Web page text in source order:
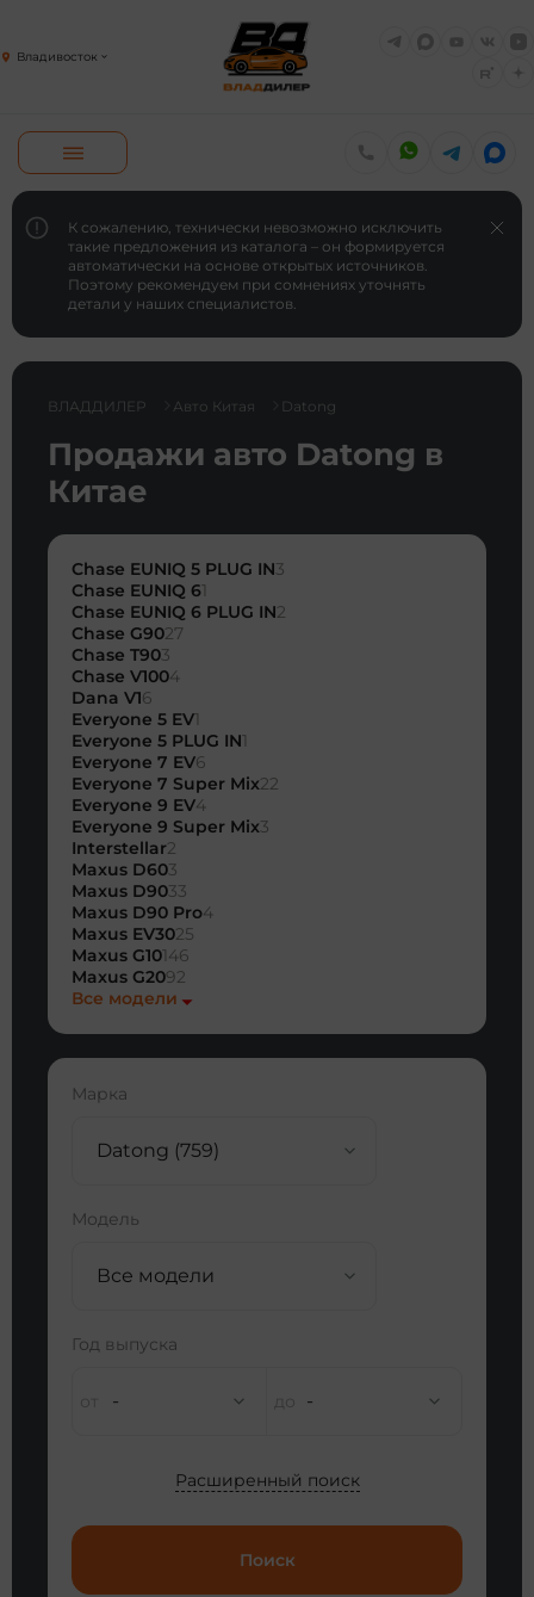
Владивосток
К сожалению, технически невозможно исключить
такие предложения из каталога – он формируется
автоматически на основе открытых источников.
Поэтому рекомендуем при сомнениях уточнять
детали у наших специалистов.
ВЛАДДИЛЕР Авто Китая Datong
Продажи авто Datong в
Китае
Chase EUNIQ 5 PLUG IN3
Chase EUNIQ 61
Chase EUNIQ 6 PLUG IN2
Chase G9027
Chase T903
Chase V1004
Dana V16
Everyone 5 EV1
Everyone 5 PLUG IN1
Everyone 7 EV6
Everyone 7 Super Mix22
Everyone 9 EV4
Everyone 9 Super Mix3
Interstellar2
Maxus D603
Maxus D9033
Maxus D90 Pro4
Maxus EV3025
Maxus G10146
Maxus G2092
Все модели
Марка
Datong (759)
Модель
Все модели
Год выпуска
- -
Расширенный поиск
Поиск